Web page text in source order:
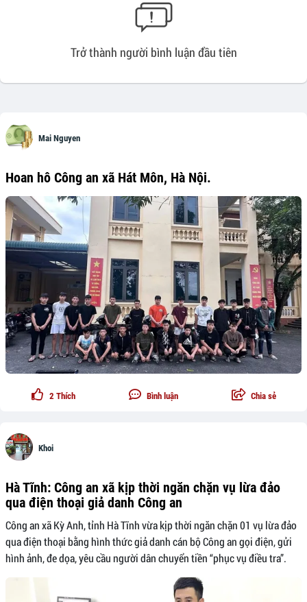
Trở thành người bình luận đầu tiên
Mai Nguyen
Hoan hô Công an xã Hát Môn, Hà Nội.
2 Thích Bình luận Chia sẻ
Khoi
Hà Tĩnh: Công an xã kịp thời ngăn chặn vụ lừa đảo
qua điện thoại giả danh Công an
Công an xã Kỳ Anh, tỉnh Hà Tĩnh vừa kịp thời ngăn chặn 01 vụ lừa đảo
qua điện thoại bằng hình thức giả danh cán bộ Công an gọi điện, gửi
hình ảnh, đe dọa, yêu cầu người dân chuyển tiền “phục vụ điều tra”.